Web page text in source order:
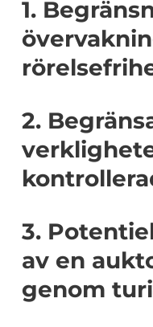
1.
2.
3.
av en
genom